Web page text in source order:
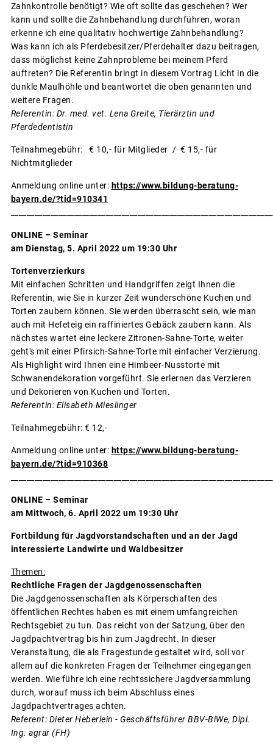
Zahnkontrolle benötigt? Wie oft sollte das geschehen? Wer
kann und sollte die Zahnbehandlung durchführen, woran
erkenne ich eine qualitativ hochwertige Zahnbehandlung?
Was kann ich als Pferdebesitzer/Pferdehalter dazu beitragen,
dass möglichst keine Zahnprobleme bei meinem Pferd
auftreten? Die Referentin bringt in diesem Vortrag Licht in die
dunkle Maulhöhle und beantwortet die oben genannten und
weitere Fragen.
Referentin: Dr. med. vet. Lena Greite, Tierärztin und
Pferdedentistin
Teilnahmegebühr: € 10,- für Mitglieder / € 15,- für
Nichtmitglieder
Anmeldung online unter: https://www.bildung-beratung-
bayern.de/?tid=910341
ONLINE – Seminar
am Dienstag, 5. April 2022 um 19:30 Uhr
Tortenverzierkurs
Mit einfachen Schritten und Handgriffen zeigt Ihnen die
Referentin, wie Sie in kurzer Zeit wunderschöne Kuchen und
Torten zaubern können. Sie werden überrascht sein, wie man
auch mit Hefeteig ein raffiniertes Gebäck zaubern kann. Als
nächstes wartet eine leckere Zitronen-Sahne-Torte, weiter
geht's mit einer Pfirsich-Sahne-Torte mit einfacher Verzierung.
Als Highlight wird Ihnen eine Himbeer-Nusstorte mit
Schwanendekoration vorgeführt. Sie erlernen das Verzieren
und Dekorieren von Kuchen und Torten.
Referentin: Elisabeth Mieslinger
Teilnahmegebühr: € 12,-
Anmeldung online unter: https://www.bildung-beratung-
bayern.de/?tid=910368
ONLINE – Seminar
am Mittwoch, 6. April 2022 um 19:30 Uhr
Fortbildung für Jagdvorstandschaften und an der Jagd
interessierte Landwirte und Waldbesitzer
Themen:
Rechtliche Fragen der Jagdgenossenschaften
Die Jagdgenossenschaften als Körperschaften des
öffentlichen Rechtes haben es mit einem umfangreichen
Rechtsgebiet zu tun. Das reicht von der Satzung, über den
Jagdpachtvertrag bis hin zum Jagdrecht. In dieser
Veranstaltung, die als Fragestunde gestaltet wird, soll vor
allem auf die konkreten Fragen der Teilnehmer eingegangen
werden. Wie führe ich eine rechtssichere Jagdversammlung
durch, worauf muss ich beim Abschluss eines
Jagdpachtvertrages achten.
Referent: Dieter Heberlein - Geschäftsführer BBV-BiWe, Dipl.
Ing. agrar (FH)